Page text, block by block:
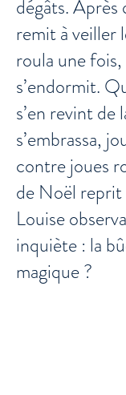
dégâts. Après
remit à veiller
roula une
s’endormit.
s’en revint de
s’embrassa,
contre joues
de Noël reprit
Louise
inquiète : la
magique ?